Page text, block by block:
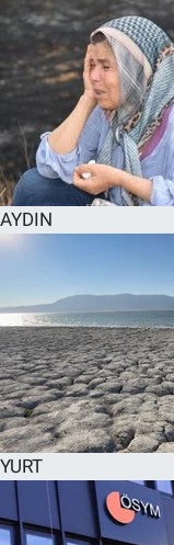
AYDIN
YURT